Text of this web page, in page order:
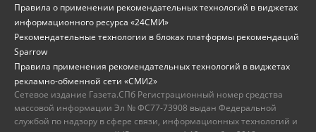
Правила о применении рекомендательных технологий в виджетах
информационного ресурса «24СМИ»
Рекомендательные технологии в блоках платформы рекомендаций
Sparrow
Правила применения рекомендательных технологий в виджетах
рекламно-обменной сети «СМИ2»
Сетевое издание Газета.СПб Регистрационный номер средства
массовой информации Эл № ФС77-73908 выдан Федеральной
службой по надзору в сфере связи, информационных технологий и